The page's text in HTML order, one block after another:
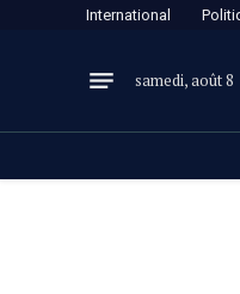
International
samedi, août 8